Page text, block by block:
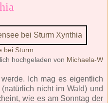
bei Sturm
hochgeladen von Michaela-W
Ich mag es eigentlich
nicht im Wald) und
wie es am Sonntag der